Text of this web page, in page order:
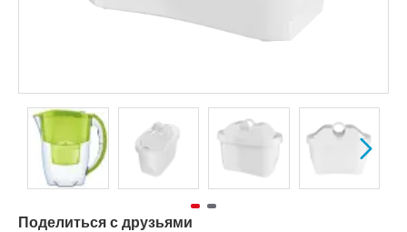
Поделиться с друзьями